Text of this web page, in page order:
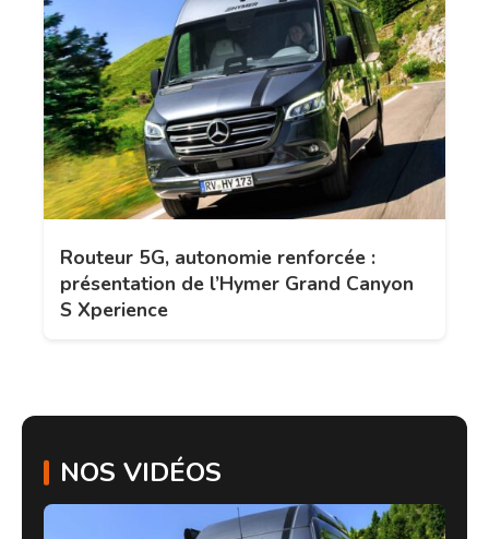
Routeur 5G, autonomie renforcée :
présentation de l’Hymer Grand Canyon
S Xperience
NOS VIDÉOS